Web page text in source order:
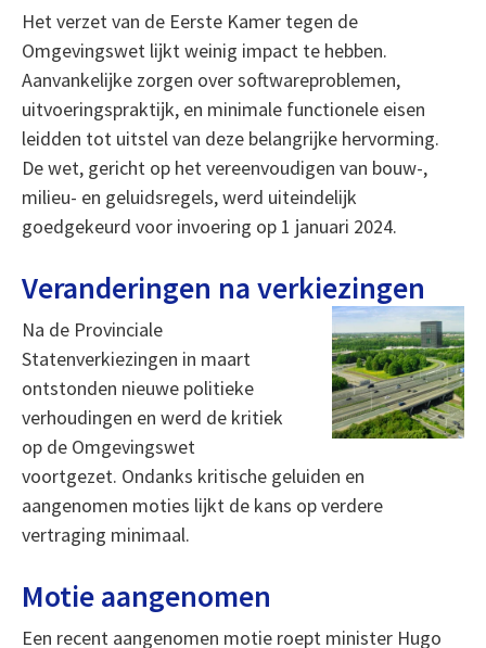
Het verzet van de Eerste Kamer tegen de
Omgevingswet lijkt weinig impact te hebben.
Aanvankelijke zorgen over softwareproblemen,
uitvoeringspraktijk, en minimale functionele eisen
leidden tot uitstel van deze belangrijke hervorming.
De wet, gericht op het vereenvoudigen van bouw-,
milieu- en geluidsregels, werd uiteindelijk
goedgekeurd voor invoering op 1 januari 2024.
Veranderingen na verkiezingen
Na de Provinciale
Statenverkiezingen in maart
ontstonden nieuwe politieke
verhoudingen en werd de kritiek
op de Omgevingswet
voortgezet. Ondanks kritische geluiden en
aangenomen moties lijkt de kans op verdere
vertraging minimaal.
Motie aangenomen
Een recent aangenomen motie roept minister Hugo